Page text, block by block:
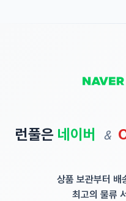
런풀은 네이버 &
상품 보관부터
최고의 물류